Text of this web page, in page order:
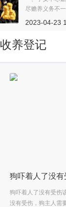
收养登记
狗吓着人了没有受伤
没有受伤，狗主人需